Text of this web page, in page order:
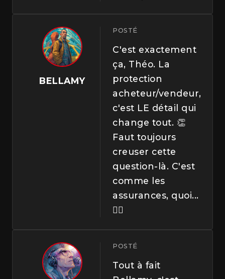
BELLAMY
POSTÉ
C'est exactement
ça, Théo. La
protection
acheteur/vendeur,
c'est LE détail qui
change tout. 👏
Faut toujours
creuser cette
question-là. C'est
comme les
assurances, quoi...
🤷‍♂️
POSTÉ
Tout à fait